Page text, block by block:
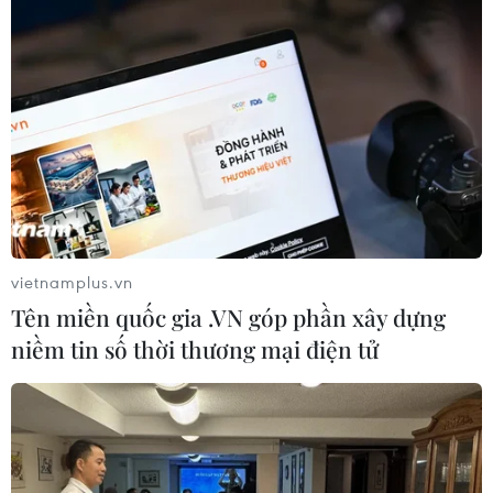
06/08/2026 07:34
Làn sóng tấn công mạng nhằm vào
các quỹ đầu cơ lớn của Mỹ
06/08/2026 06:47
Đồng USD trước bước ngoặt do đồng
yen mạnh lên và số liệu việc làm Mỹ
06/08/2026 05:14
Lãi suất ngân hàng ngày 6/8: Kỳ hạn
3 tháng đang được mức lãi suất tối đa
06/08/2026 00:06
vietnamplus.vn
Tên miền quốc gia .VN góp phần xây dựng
niềm tin số thời thương mại điện tử